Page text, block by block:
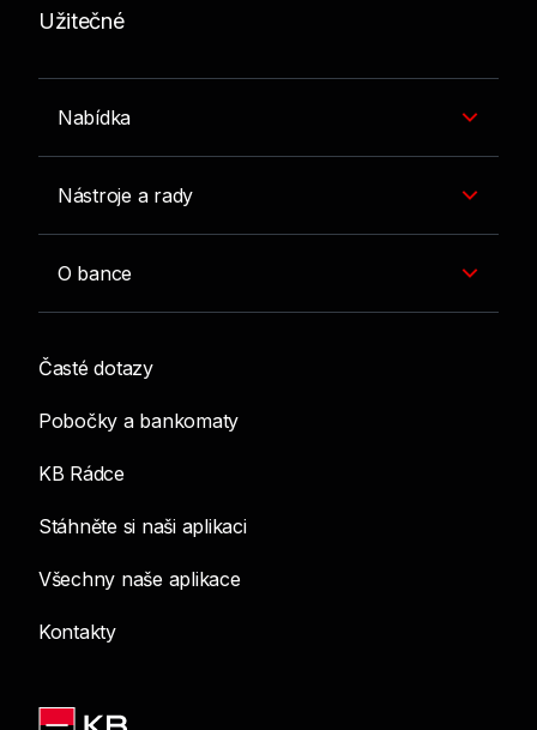
Užitečné
Nabídka
Nástroje a rady
O bance
Časté dotazy
Pobočky a bankomaty
KB Rádce
Stáhněte si naši aplikaci
Všechny naše aplikace
Kontakty